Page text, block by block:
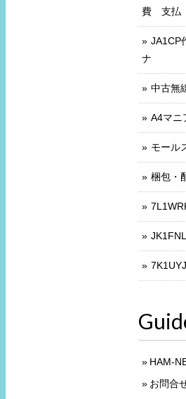
費 支払
JA1CP
ナ
中古無
A4マニ
モール
梱包・
HAM-
お問合